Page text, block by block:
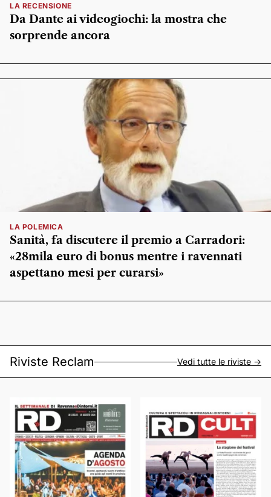
LA RECENSIONE
Da Dante ai videogiochi: la mostra che
sorprende ancora
LA POLEMICA
Sanità, fa discutere il premio a Carradori:
«28mila euro di bonus mentre i ravennati
aspettano mesi per curarsi»
Riviste Reclam Vedi tutte le riviste ->